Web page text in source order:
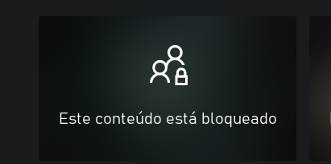
Este conteúdo está bloqueado